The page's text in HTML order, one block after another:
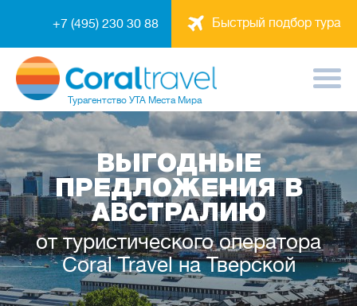
Быстрый подбор тура
+7 (495) 230 30 88
Турагентство УТА Места Мира
ВЫГОДНЫЕ
ПРЕДЛОЖЕНИЯ В
АВСТРАЛИЮ
от туристического оператора
Coral Travel на Тверской